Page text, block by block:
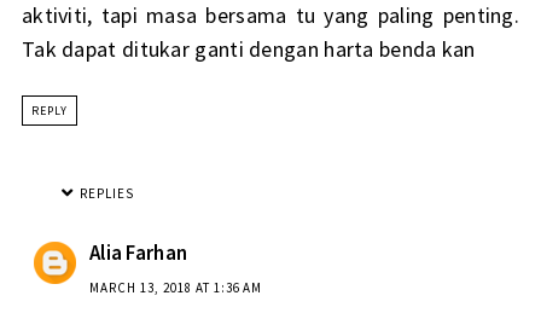
aktiviti, tapi masa bersama tu yang paling penting.
Tak dapat ditukar ganti dengan harta benda kan
REPLY
REPLIES
Alia Farhan
MARCH 13, 2018 AT 1:36 AM